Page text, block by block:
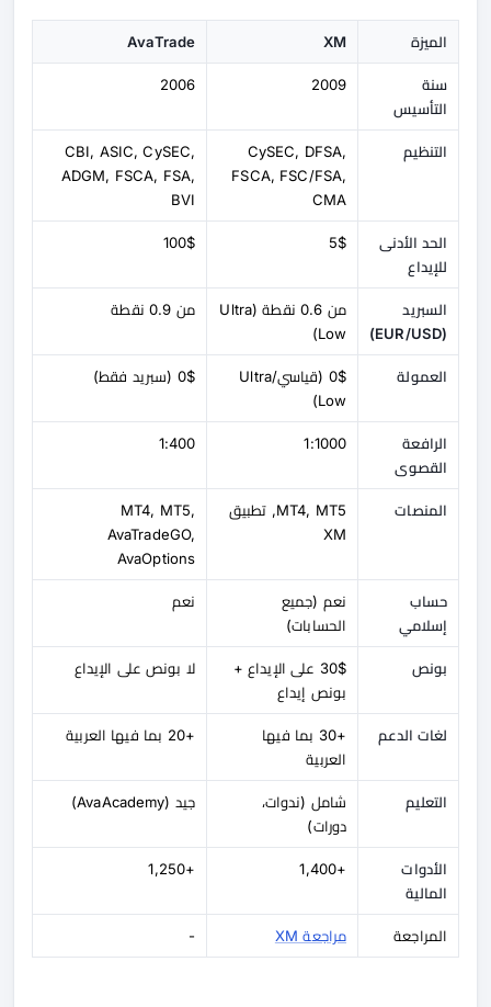
الميزة XM
AvaTrade
سنة
التأسيس
2009
2006
التنظيم
CySEC, DFSA,
FSCA, FSC/FSA,
CMA
CBI, ASIC, CySEC,
ADGM, FSCA, FSA,
BVI
الحد الأدنى
للإيداع
5$
100$
السبريد
(EUR/USD)
من 0.6 نقطة (Ultra
Low)
من 0.9 نقطة
العمولة
0$ (قياسي/Ultra
Low)
0$ (سبريد فقط)
الرافعة
القصوى
1:1000
1:400
المنصات
MT4, MT5, تطبيق
XM
MT4, MT5,
AvaTradeGO,
AvaOptions
حساب
إسلامي
نعم (جميع
الحسابات)
نعم
بونص
30$ على الإيداع +
بونص إيداع
لا بونص على الإيداع
لغات الدعم
+30 بما فيها
العربية
+20 بما فيها العربية
التعليم
شامل (ندوات،
دورات)
جيد (AvaAcademy)
الأدوات
المالية
+1,400
+1,250
المراجعة مراجعة XM -